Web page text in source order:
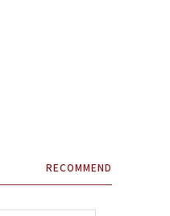
RECOMMEND